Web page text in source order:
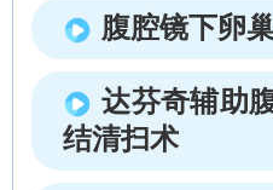
腹腔镜下卵
达芬奇辅助
结清扫术